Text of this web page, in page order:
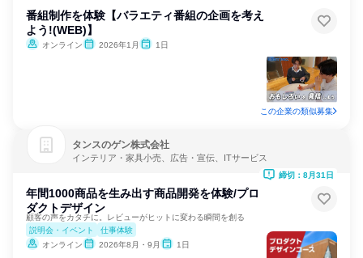
番組制作を体験【バラエティ番組の企画を考え
よう!(WEB)】
オンライン 2026年1月 1日
この企業の類似募集
タンスのゲン株式会社
インテリア・家具小売、広告・宣伝、ITサービス
年間1000商品を生み出す商品開発を体験/プロ
ダクトデザイン
顧客の声をカタチに。レビューがヒットに変わる瞬間を創る
説明会・イベント
仕事体験
オンライン
2026年8月・9月 1日
締切：8月31日